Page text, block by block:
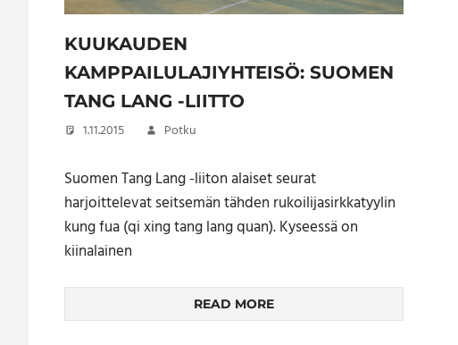
KUUKAUDEN
KAMPPAILULAJIYHTEISÖ: SUOMEN
TANG LANG -LIITTO
1.11.2015 Potku
Suomen Tang Lang -liiton alaiset seurat
harjoittelevat seitsemän tähden rukoilijasirkkatyylin
kung fua (qi xing tang lang quan). Kyseessä on
kiinalainen
READ MORE